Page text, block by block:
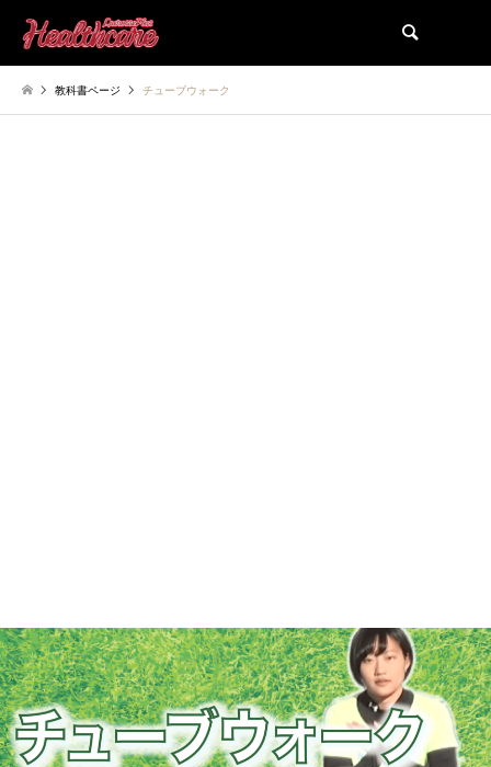
教科書ページ チューブウォーク